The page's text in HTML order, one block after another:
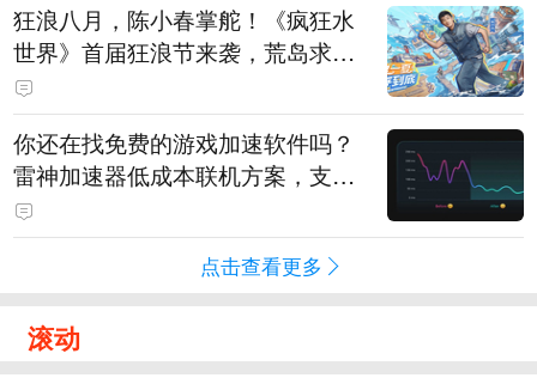
狂浪八月，陈小春掌舵！《疯狂水
世界》首届狂浪节来袭，荒岛求生
直播即将开启
你还在找免费的游戏加速软件吗？
雷神加速器低成本联机方案，支持
免费试用
点击查看更多
滚动